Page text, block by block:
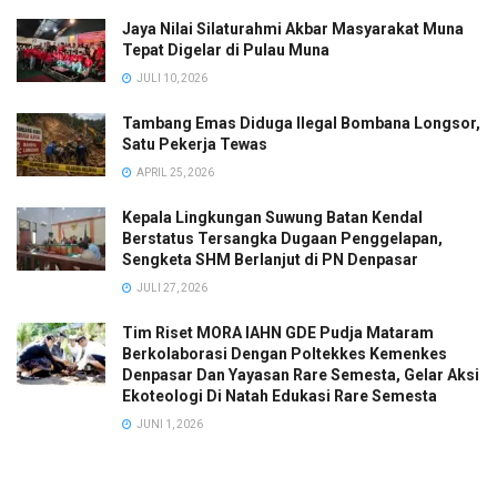
Jaya Nilai Silaturahmi Akbar Masyarakat Muna
Tepat Digelar di Pulau Muna
JULI 10, 2026
Tambang Emas Diduga Ilegal Bombana Longsor,
Satu Pekerja Tewas
APRIL 25, 2026
Kepala Lingkungan Suwung Batan Kendal
Berstatus Tersangka Dugaan Penggelapan,
Sengketa SHM Berlanjut di PN Denpasar
JULI 27, 2026
Tim Riset MORA IAHN GDE Pudja Mataram
Berkolaborasi Dengan Poltekkes Kemenkes
Denpasar Dan Yayasan Rare Semesta, Gelar Aksi
Ekoteologi Di Natah Edukasi Rare Semesta
JUNI 1, 2026